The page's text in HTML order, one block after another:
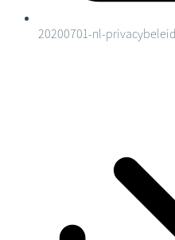
20200701-nl-privacybeleid